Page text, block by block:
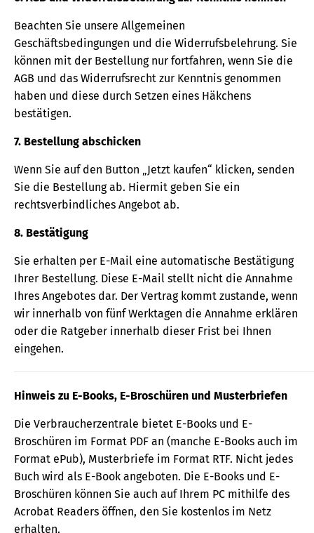
Beachten Sie unsere Allgemeinen
Geschäftsbedingungen und die Widerrufsbelehrung. Sie
können mit der Bestellung nur fortfahren, wenn Sie die
AGB und das Widerrufsrecht zur Kenntnis genommen
haben und diese durch Setzen eines Häkchens
bestätigen.
7. Bestellung abschicken
Wenn Sie auf den Button „Jetzt kaufen“ klicken, senden
Sie die Bestellung ab. Hiermit geben Sie ein
rechtsverbindliches Angebot ab.
8. Bestätigung
Sie erhalten per E-Mail eine automatische Bestätigung
Ihrer Bestellung. Diese E-Mail stellt nicht die Annahme
Ihres Angebotes dar. Der Vertrag kommt zustande, wenn
wir innerhalb von fünf Werktagen die Annahme erklären
oder die Ratgeber innerhalb dieser Frist bei Ihnen
eingehen.
Hinweis zu E-Books, E-Broschüren und Musterbriefen
Die Verbraucherzentrale bietet E-Books und E-
Broschüren im Format PDF an (manche E-Books auch im
Format ePub), Musterbriefe im Format RTF. Nicht jedes
Buch wird als E-Book angeboten. Die E-Books und E-
Broschüren können Sie auch auf Ihrem PC mithilfe des
Acrobat Readers öffnen, den Sie kostenlos im Netz
erhalten.